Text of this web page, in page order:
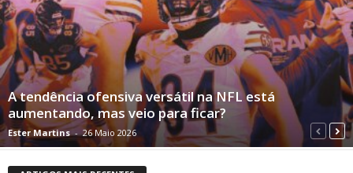
A tendência ofensiva versátil na NFL está
aumentando, mas veio para ficar?
Ester Martins - 26 Maio 2026